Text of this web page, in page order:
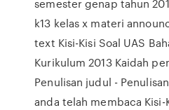
semester genap tahun
k13 kelas x materi
text Kisi-Kisi Soal UAS
Kurikulum 2013 Kaidah
Penulisan judul -
anda telah membaca Kisi-